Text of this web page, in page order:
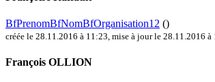
BfPrenomBfNomBfOrganisation12 ()
créée le 28.11.2016 à 11:23 mise à jour le 28.11.2016 à
François OLLION